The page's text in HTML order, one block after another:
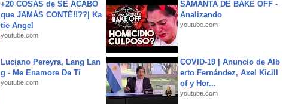
+20 COSAS de SE ACABÓ
que JAMÁS CONTÉ!!??| Ka
tie Angel
youtube.com
SAMANTA DE BAKE OFF -
Analizando
youtube.com
Luciano Pereyra, Lang Lan
g - Me Enamore De Ti
youtube.com
COVID-19 | Anuncio de Alb
erto Fernández, Axel Kicill
of y Hor...
youtube.com